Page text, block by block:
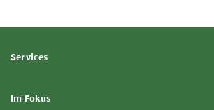
ServicesInhalt aufklappen
Im FokusInhalt aufklappen